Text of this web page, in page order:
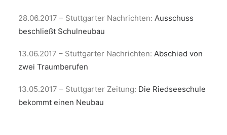
28.06.2017 – Stuttgarter Nachrichten: Ausschuss
beschließt Schulneubau
13.06.2017 – Stuttgarter Nachrichten: Abschied von
zwei Traumberufen
13.05.2017 – Stuttgarter Zeitung: Die Riedseeschule
bekommt einen Neubau